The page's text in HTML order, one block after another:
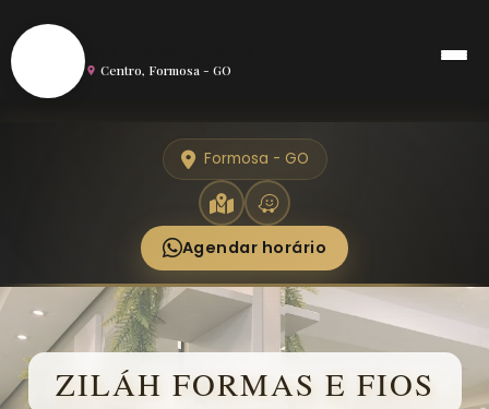
Centro, Formosa - GO
Formosa - GO
Agendar horário
ZILÁH FORMAS E FIOS